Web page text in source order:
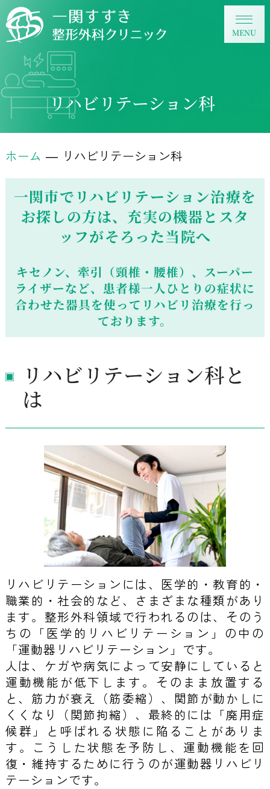
リハビリテーション科
ホーム リハビリテーション科
一関市でリハビリテーション治療を
お探しの方は、 充実の機器とスタ
ッフがそろった当院へ
キセノン、牽引（頸椎・腰椎）、スーパー
ライザーなど、患者様一人ひとりの症状に
合わせた器具を使ってリハビリ治療を行っ
ております。
リハビリテーション科と
は
リハビリテーションには、医学的・教育的・
職業的・社会的など、さまざまな種類があり
ます。整形外科領域で行われるのは、そのう
ちの「医学的リハビリテーション」の中の
「運動器リハビリテーション」です。
人は、ケガや病気によって安静にしていると
運動機能が低下します。そのまま放置する
と、筋力が衰え（筋委縮）、関節が動かしに
くくなり（関節拘縮）、最終的には「廃用症
候群」と呼ばれる状態に陥ることがありま
す。こうした状態を予防し、運動機能を回
復・維持するために行うのが運動器リハビリ
テーションです。